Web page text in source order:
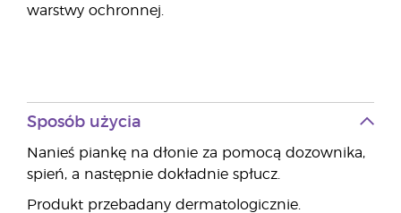
warstwy ochronnej.
Sposób użycia
Nanieś piankę na dłonie za pomocą dozownika,
spień, a następnie dokładnie spłucz.
Produkt przebadany dermatologicznie.